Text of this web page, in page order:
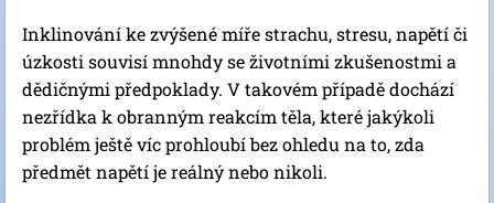
Inklinování ke zvýšené míře strachu, stresu, napětí či
úzkosti souvisí mnohdy se životními zkušenostmi a
dědičnými předpoklady. V takovém případě dochází
nezřídka k obranným reakcím těla, které jakýkoli
problém ještě víc prohloubí bez ohledu na to, zda
předmět napětí je reálný nebo nikoli.